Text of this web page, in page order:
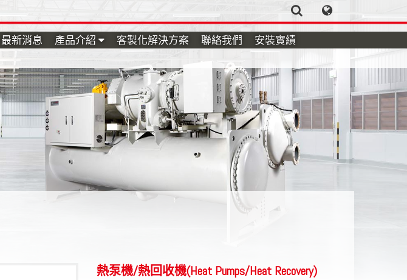
最新消息 產品介紹 客製化解決方案 聯絡我們 安裝實績
熱泵機/熱回收機(Heat Pumps/Heat Recovery)